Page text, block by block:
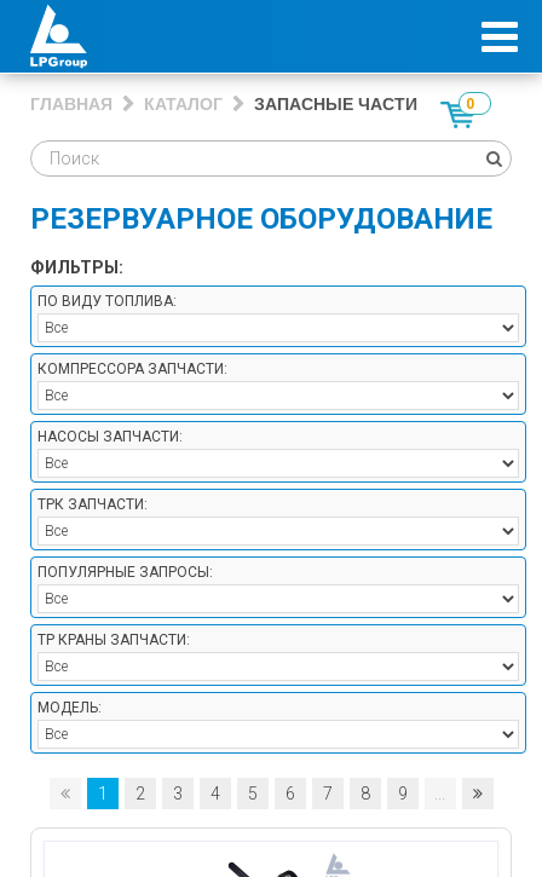
ГЛАВНАЯ КАТАЛОГ ЗАПАСНЫЕ ЧАСТИ 0
РЕЗЕРВУАРНОЕ ОБОРУДОВАНИЕ
ФИЛЬТРЫ:
ПО ВИДУ ТОПЛИВА:
КОМПРЕССОРА ЗАПЧАСТИ:
НАСОСЫ ЗАПЧАСТИ:
ТРК ЗАПЧАСТИ:
ПОПУЛЯРНЫЕ ЗАПРОСЫ:
ТР КРАНЫ ЗАПЧАСТИ:
МОДЕЛЬ:
1 2 3 4 5 6 7 8 9 ...